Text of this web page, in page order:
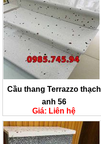
Cầu thang Terrazzo thạch
anh 56
Giá: Liên hệ